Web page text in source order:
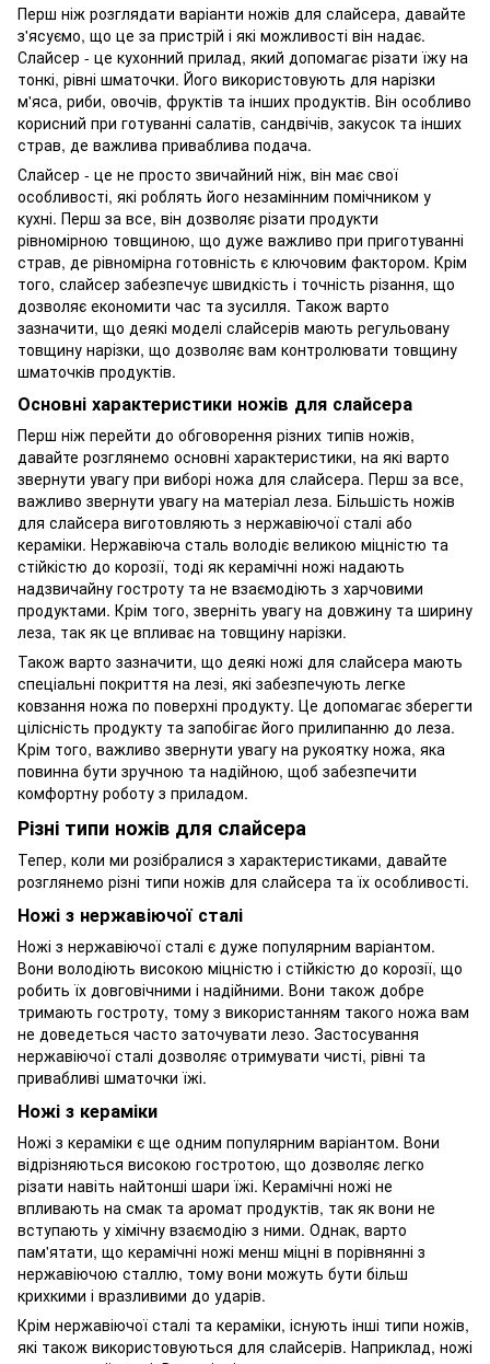
Перш ніж розглядати варіанти ножів для слайсера, давайте
з'ясуємо, що це за пристрій і які можливості він надає.
Слайсер - це кухонний прилад, який допомагає різати їжу на
тонкі, рівні шматочки. Його використовують для нарізки
м'яса, риби, овочів, фруктів та інших продуктів. Він особливо
корисний при готуванні салатів, сандвічів, закусок та інших
страв, де важлива приваблива подача.
Слайсер - це не просто звичайний ніж, він має свої
особливості, які роблять його незамінним помічником у
кухні. Перш за все, він дозволяє різати продукти
рівномірною товщиною, що дуже важливо при приготуванні
страв, де рівномірна готовність є ключовим фактором. Крім
того, слайсер забезпечує швидкість і точність різання, що
дозволяє економити час та зусилля. Також варто
зазначити, що деякі моделі слайсерів мають регульовану
товщину нарізки, що дозволяє вам контролювати товщину
шматочків продуктів.
Основні характеристики ножів для слайсера
Перш ніж перейти до обговорення різних типів ножів,
давайте розглянемо основні характеристики, на які варто
звернути увагу при виборі ножа для слайсера. Перш за все,
важливо звернути увагу на матеріал леза. Більшість ножів
для слайсера виготовляють з нержавіючої сталі або
кераміки. Нержавіюча сталь володіє великою міцністю та
стійкістю до корозії, тоді як керамічні ножі надають
надзвичайну гостроту та не взаємодіють з харчовими
продуктами. Крім того, зверніть увагу на довжину та ширину
леза, так як це впливає на товщину нарізки.
Також варто зазначити, що деякі ножі для слайсера мають
спеціальні покриття на лезі, які забезпечують легке
ковзання ножа по поверхні продукту. Це допомагає зберегти
цілісність продукту та запобігає його прилипанню до леза.
Крім того, важливо звернути увагу на рукоятку ножа, яка
повинна бути зручною та надійною, щоб забезпечити
комфортну роботу з приладом.
Різні типи ножів для слайсера
Тепер, коли ми розібралися з характеристиками, давайте
розглянемо різні типи ножів для слайсера та їх особливості.
Ножі з нержавіючої сталі
Ножі з нержавіючої сталі є дуже популярним варіантом.
Вони володіють високою міцністю і стійкістю до корозії, що
робить їх довговічними і надійними. Вони також добре
тримають гостроту, тому з використанням такого ножа вам
не доведеться часто заточувати лезо. Застосування
нержавіючої сталі дозволяє отримувати чисті, рівні та
привабливі шматочки їжі.
Ножі з кераміки
Ножі з кераміки є ще одним популярним варіантом. Вони
відрізняються високою гостротою, що дозволяє легко
різати навіть найтонші шари їжі. Керамічні ножі не
впливають на смак та аромат продуктів, так як вони не
вступають у хімічну взаємодію з ними. Однак, варто
пам'ятати, що керамічні ножі менш міцні в порівнянні з
нержавіючою сталлю, тому вони можуть бути більш
крихкими і вразливими до ударів.
Крім нержавіючої сталі та кераміки, існують інші типи ножів,
які також використовуються для слайсерів. Наприклад, ножі